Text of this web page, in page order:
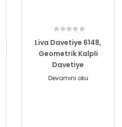
Liva Davetiye 6148,
Geometrik Kalpli
Davetiye
Devamını oku